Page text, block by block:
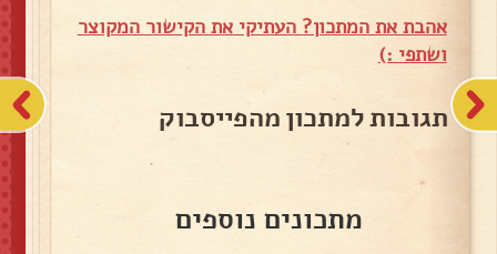
אהבת את המתכון? העתיקי את הקישור המקוצר
ושתפי :)
תגובות למתכון מהפייסבוק
מתכונים נוספים